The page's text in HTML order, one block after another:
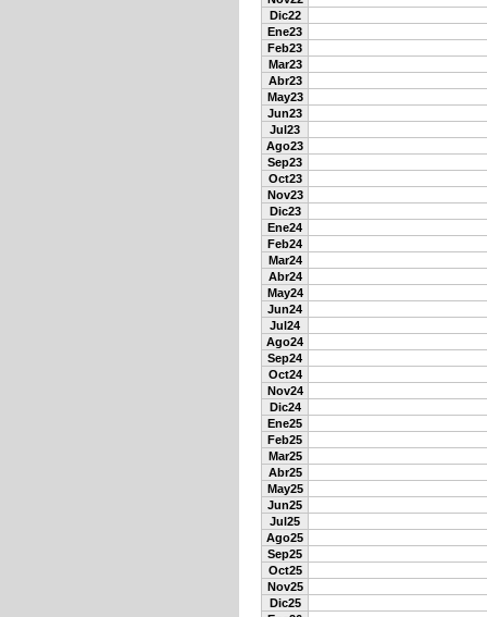
Dic22
Ene23
Feb23
Mar23
Abr23
May23
Jun23
Jul23
Ago23
Sep23
Oct23
Nov23
Dic23
Ene24
Feb24
Mar24
Abr24
May24
Jun24
Jul24
Ago24
Sep24
Oct24
Nov24
Dic24
Ene25
Feb25
Mar25
Abr25
May25
Jun25
Jul25
Ago25
Sep25
Oct25
Nov25
Dic25